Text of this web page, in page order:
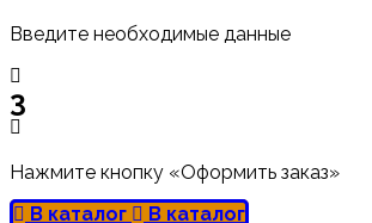
Введите необходимые данные
3
Нажмите кнопку «Оформить заказ»
В каталог
В каталог